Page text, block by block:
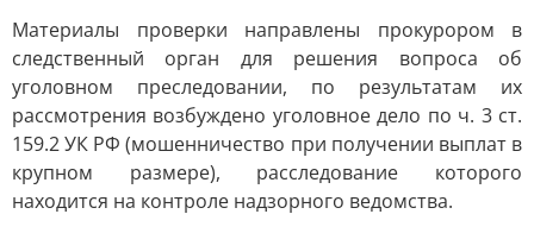
Материалы проверки направлены прокурором в
следственный орган для решения вопроса об
уголовном преследовании, по результатам их
рассмотрения возбуждено уголовное дело по ч. 3 ст.
159.2 УК РФ (мошенничество при получении выплат в
крупном размере), расследование которого
находится на контроле надзорного ведомства.